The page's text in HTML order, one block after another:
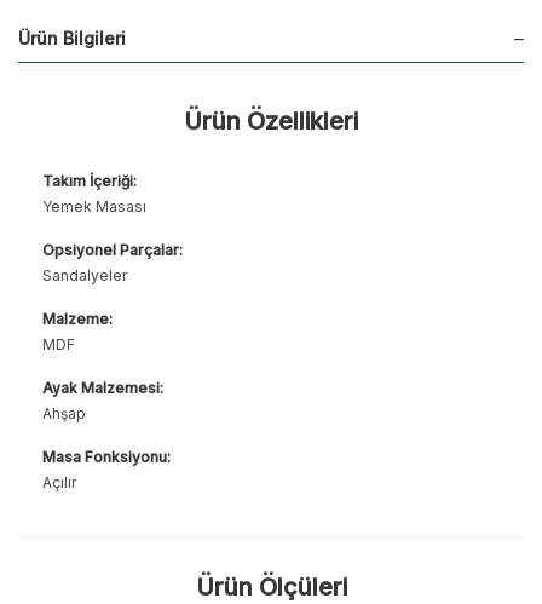
Ürün Bilgileri
Ürün Özellikleri
Takım İçeriği:
Yemek Masası
Opsiyonel Parçalar:
Sandalyeler
Malzeme:
MDF
Ayak Malzemesi:
Ahşap
Masa Fonksiyonu:
Açılır
Ürün Ölçüleri